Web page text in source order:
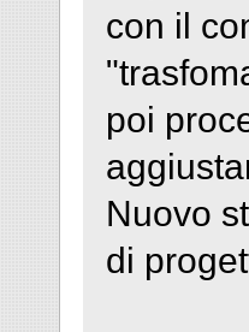
con il
poi
Nuovo
di